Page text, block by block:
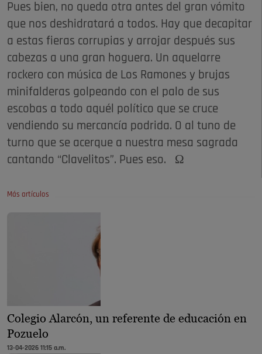
Pues bien, no queda otra antes del gran vómito
que nos deshidratará a todos. Hay que decapitar
a estas fieras corrupias y arrojar después sus
cabezas a una gran hoguera. Un aquelarre
rockero con música de Los Ramones y brujas
minifalderas golpeando con el palo de sus
escobas a todo aquél político que se cruce
vendiendo su mercancía podrida. O al tuno de
turno que se acerque a nuestra mesa sagrada
cantando “Clavelitos”. Pues eso. Ω
Más artículos
Colegio Alarcón, un referente de educación en
Pozuelo
13-04-2026 11:15 a.m.